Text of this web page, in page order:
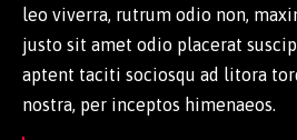
leo viverra, rutrum odio non,
justo sit amet odio placerat
aptent taciti sociosqu ad litora
nostra, per inceptos himenaeos.